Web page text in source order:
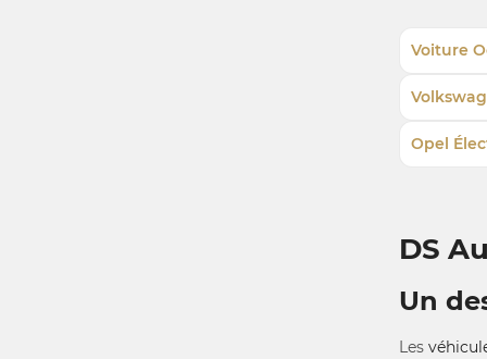
Voiture
Opel
DS
Un
Les